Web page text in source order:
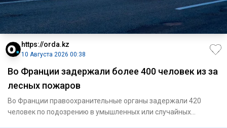
https://orda.kz
10 Августа 2026 00:38
Во Франции задержали более 400 человек из за
лесных пожаров
Во Франции правоохранительные органы задержали 420
человек по подозрению в умышленных или случайных